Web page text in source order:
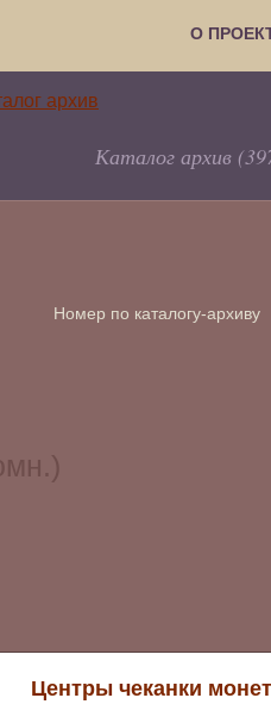
О
Каталог архив
Номер по каталогу-архиву
Центры чеканки монет